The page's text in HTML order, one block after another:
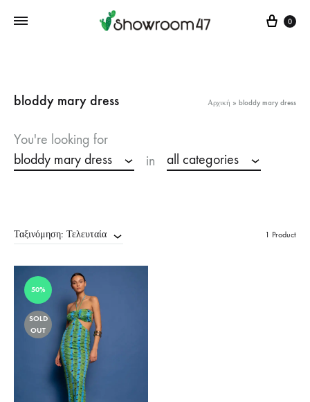
Cart
0
bloddy mary dress Αρχική » bloddy mary dress
You're looking for
bloddy mary dress
in all categories
Ταξινόμηση: Τελευταία 1 Product
50%
SOLD
OUT